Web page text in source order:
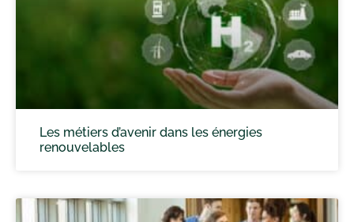
Les métiers d’avenir dans les énergies
renouvelables